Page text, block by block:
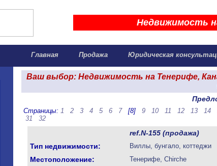
Недвижимость
Главная Продажа Юридическая
Ваш выбор: Недвижимость на Тенерифе,
Страницы: 1 2 3 4 5 6 7[8] 9 10 11 12 13 14
31
32
ref.N-155 (продажа)
Тип недвижимости:
Виллы, бунгало, коттеджи
Местоположение: Тенерифе, Chirche